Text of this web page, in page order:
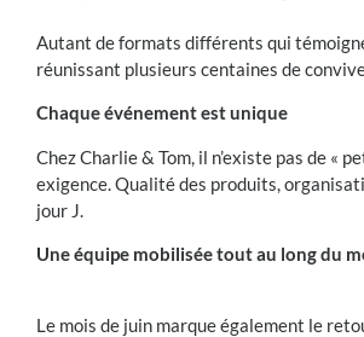
Autant de formats différents qui
réunissant plusieurs centaines de
Chaque événement est unique
Chez Charlie & Tom, il n’existe pas de «
exigence. Qualité des produits,
jour J.
Une équipe mobilisée tout au long du
Le mois de juin marque également le